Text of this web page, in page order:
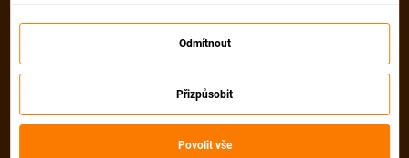
Litujeme, akční letenka do města už
není dostupná
Vybrat jinou akční letenku
Odmítnout
Přizpůsobit
Povolit vše